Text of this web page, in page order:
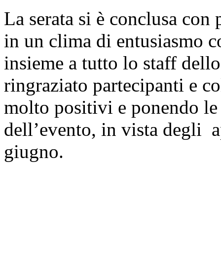
La serata si è conclusa
in un clima di entusiasmo
insieme a tutto lo staff
ringraziato partecipanti e
molto positivi e ponendo
dell’evento, in vista degli
giugno.